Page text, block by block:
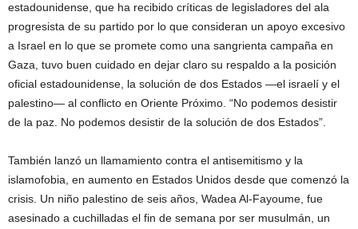
estadounidense, que ha recibido críticas de legisladores del ala
progresista de su partido por lo que consideran un apoyo excesivo
a Israel en lo que se promete como una sangrienta campaña en
Gaza, tuvo buen cuidado en dejar claro su respaldo a la posición
oficial estadounidense, la solución de dos Estados —el israelí y el
palestino— al conflicto en Oriente Próximo. “No podemos desistir
de la paz. No podemos desistir de la solución de dos Estados”.
También lanzó un llamamiento contra el antisemitismo y la
islamofobia, en aumento en Estados Unidos desde que comenzó la
crisis. Un niño palestino de seis años, Wadea Al-Fayoume, fue
asesinado a cuchilladas el fin de semana por ser musulmán, un